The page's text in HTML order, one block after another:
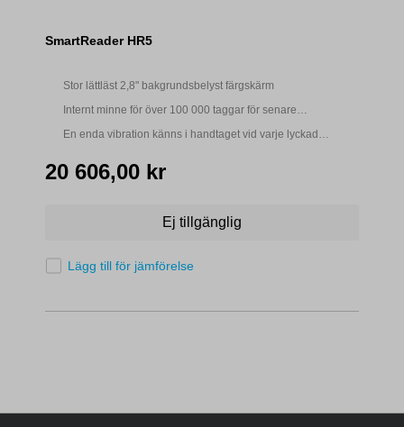
SmartReader HR5
Stor lättläst 2,8" bakgrundsbelyst färgskärm
Internt minne för över 100 000 taggar för senare
nedladdning till dator
En enda vibration känns i handtaget vid varje lyckad
20 606,00 kr
Ej tillgänglig
Lägg till för jämförelse